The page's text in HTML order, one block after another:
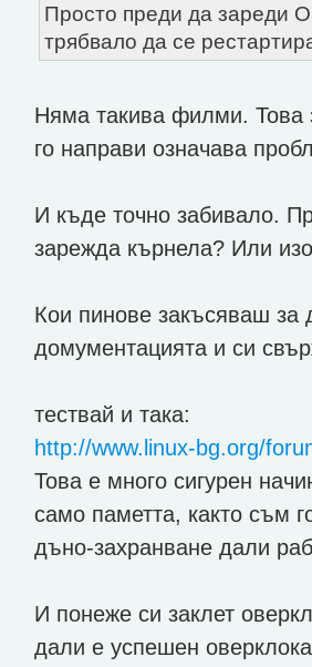
Просто преди да зареди
трябвало да се
Няма такива филми.
го направи означава
И къде точно забивало.
зарежда кърнела? Или
Кои пинове закъсяваш
домументацията и си
тествай и така:
http://www.linux-bg.org/
Това е много сигурен
само паметта, както съм
дъно-захранване дали
И понеже си заклет
дали е успешен